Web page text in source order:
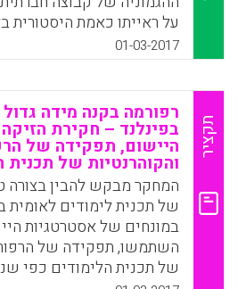
ולהפוך אותו נושא לדיונים
ואמיצים בכיתה. כותבי
השואה דרך ואמצעי לקידום
WhatsApp
Email
X
על ראייתו כאמת היסטורית
החינוך אינה יכולה עוד
בשאלת הנרטיב ונאלצת
כלפיו הן מצד חוגים
"פוסט־ציוניים" והן מצד
דן במחלוקות על העבר
לנוכח ויכוחים דומים
הסוברים שיש לטשטש אותן
מציע המחבר לרתום אותן
מרובת פרספקטיבות (אייל
WhatsApp
Email
X
01-03-2017
תקציר
רפורמה בקנה מידה
בפינלנד – חקירת
היישום, תפקידה של
והקוהרנטיות של תכנית
המחקר מבקש להבין בצורה
של תכנית לימודים לאומית
במונחים של אסטרטגיות
השתמשו, תפקידה של
של תכנית הלימודים כפי